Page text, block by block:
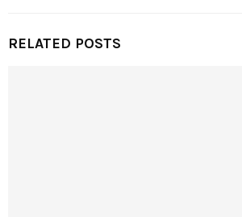
RELATED POSTS